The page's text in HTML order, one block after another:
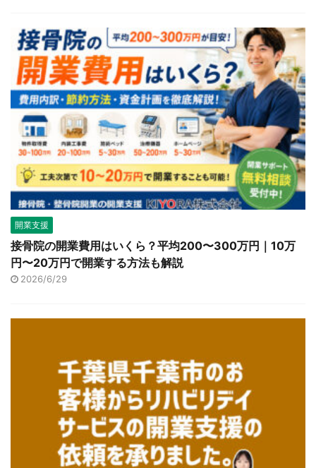
開業支援
接骨院の開業費用はいくら？平均200〜300万円｜10万
円〜20万円で開業する方法も解説
2026/6/29